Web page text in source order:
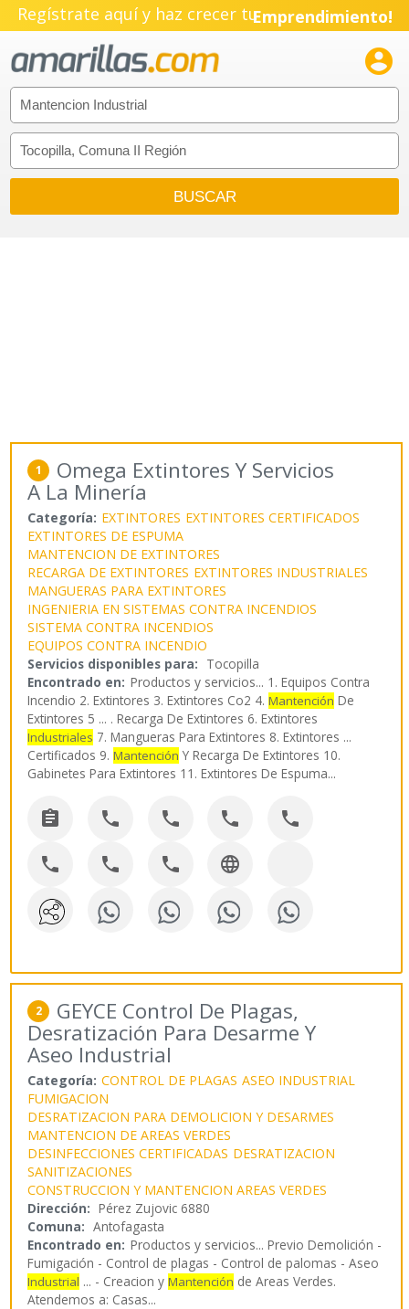
Regístrate aquí y haz crecer tuEmprendimiento!

1 Omega Extintores Y Servicios
A La Minería
Categoría: EXTINTORES EXTINTORES CERTIFICADOS
EXTINTORES DE ESPUMA
MANTENCION DE EXTINTORES
RECARGA DE EXTINTORES EXTINTORES INDUSTRIALES
MANGUERAS PARA EXTINTORES
INGENIERIA EN SISTEMAS CONTRA INCENDIOS
SISTEMA CONTRA INCENDIOS
EQUIPOS CONTRA INCENDIO
Servicios disponibles para: Tocopilla
Encontrado en: Productos y servicios... 1. Equipos Contra
Incendio 2. Extintores 3. Extintores Co2 4.Mantención De
Extintores 5 ... . Recarga De Extintores 6. Extintores
Industriales 7. Mangueras Para Extintores 8. Extintores ...
Certificados 9.Mantención Y Recarga De Extintores 10.
Gabinetes Para Extintores 11. Extintores De Espuma...
    
   
2 GEYCE Control De Plagas,
Desratización Para Desarme Y
Aseo Industrial
Categoría: CONTROL DE PLAGAS ASEO INDUSTRIAL
FUMIGACION
DESRATIZACION PARA DEMOLICION Y DESARMES
MANTENCION DE AREAS VERDES
DESINFECCIONES CERTIFICADAS DESRATIZACION
SANITIZACIONES
CONSTRUCCION Y MANTENCION AREAS VERDES
Dirección: Pérez Zujovic 6880
Comuna: Antofagasta
Encontrado en: Productos y servicios...Previo Demolición -
Fumigación - Control de plagas - Control de palomas - Aseo
Industrial ... - Creacion yMantención de Areas Verdes.
Atendemos a: Casas...